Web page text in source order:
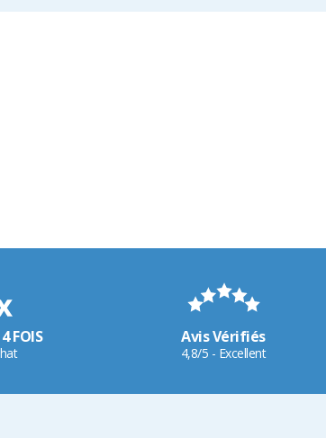
FOIS Avis Vérifiés
4,8/5 - Excellent